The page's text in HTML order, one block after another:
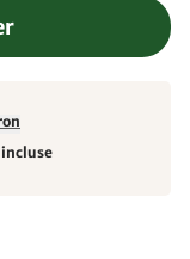
incluse